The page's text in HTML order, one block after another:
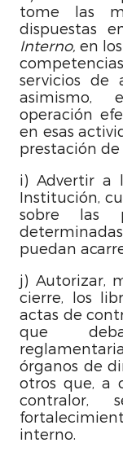
tome las
dispuestas
Interno, en
servicios de
asimismo,
operación
en esas
prestación de
i) Advertir a
Institución,
sobre las
puedan
j) Autorizar,
cierre, los
actas de
que
órganos de
otros que, a
contralor,
interno.